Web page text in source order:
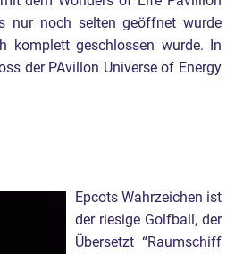
nur noch selten geöffnet wurde
komplett geschlossen wurde. In
der PAvillon Universe of Energy
Epcots Wahrzeichen ist
der riesige Golfball, der
Übersetzt “Raumschiff